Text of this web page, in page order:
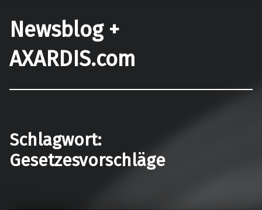
Newsblog +
AXARDIS.com
Schlagwort:
Gesetzesvorschläge